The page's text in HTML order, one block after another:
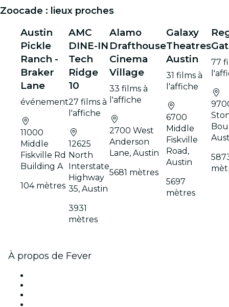
Zoocade : lieux proches
Austin
Pickle
Ranch -
Braker
Lane
événement
11000
Middle
Fiskville Rd
Building A
104 mètres
AMC
DINE-IN
Tech
Ridge
10
27 films à
l'affiche
12625
North
Interstate
Highway
35, Austin
3931
mètres
Alamo
Drafthouse
Cinema
Village
33 films à
l'affiche
2700 West
Anderson
Lane, Austin
5681 mètres
Galaxy
Theatres
Austin
31 films à
l'affiche
6700
Middle
Fiskville
Road,
Austin
5697
mètres
77
À propos de Fever